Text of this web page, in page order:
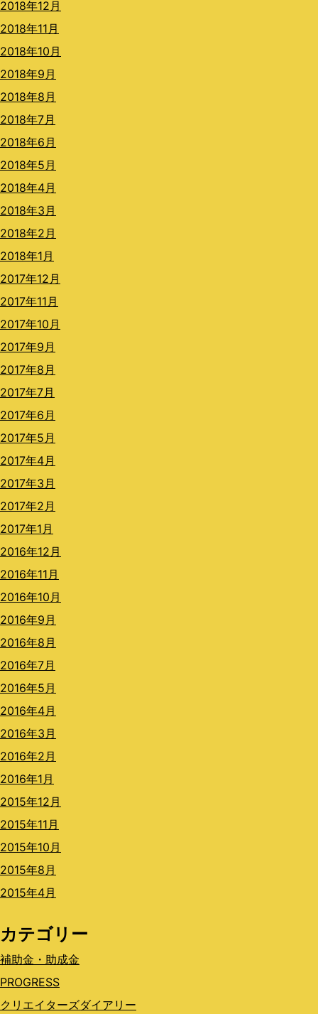
2018年12月
2018年11月
2018年10月
2018年9月
2018年8月
2018年7月
2018年6月
2018年5月
2018年4月
2018年3月
2018年2月
2018年1月
2017年12月
2017年11月
2017年10月
2017年9月
2017年8月
2017年7月
2017年6月
2017年5月
2017年4月
2017年3月
2017年2月
2017年1月
2016年12月
2016年11月
2016年10月
2016年9月
2016年8月
2016年7月
2016年5月
2016年4月
2016年3月
2016年2月
2016年1月
2015年12月
2015年11月
2015年10月
2015年8月
2015年4月
カテゴリー
補助金・助成金
PROGRESS
クリエイターズダイアリー